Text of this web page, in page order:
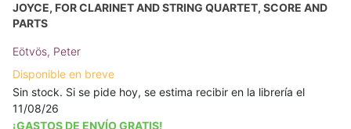
JOYCE, FOR CLARINET AND STRING QUARTET, SCORE AND
PARTS
Eötvös, Peter
Disponible en breve
Sin stock. Si se pide hoy, se estima recibir en la librería el
11/08/26
¡GASTOS DE ENVÍO GRATIS!